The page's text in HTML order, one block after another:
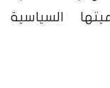
السياسية